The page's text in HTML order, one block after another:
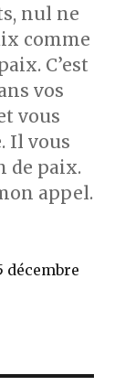
nul ne
comme
C’est
vos
vous
Il vous
de paix.
appel.
décembre